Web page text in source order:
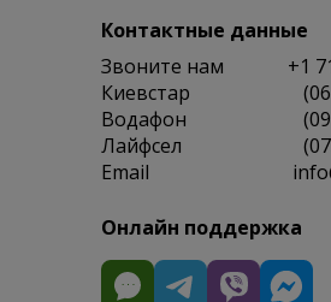
Контактные данные
Звоните нам
+1
Киевстар
Водафон
Лайфсел
Email
Онлайн поддержка